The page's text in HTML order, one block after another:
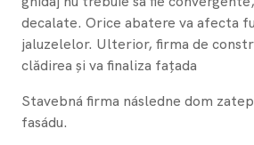
decalate. Orice abatere va afecta
jaluzelelor. Ulterior, firma de
clădirea și va finaliza fațada
Stavebná firma následne dom
fasádu.